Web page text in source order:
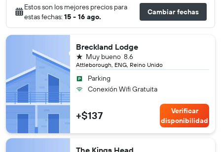
Estos son los mejores precios para
estas fechas: 15 - 16 ago.
Cambiar fechas
Breckland Lodge
Attleborough, ENG, Reino Unido
8.6
Muy bueno
1 estrella
Parking
Conexión Wifi Gratuita
+$137
Verificar
disponibilidad
The Kings Head